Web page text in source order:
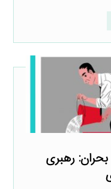
رهبری